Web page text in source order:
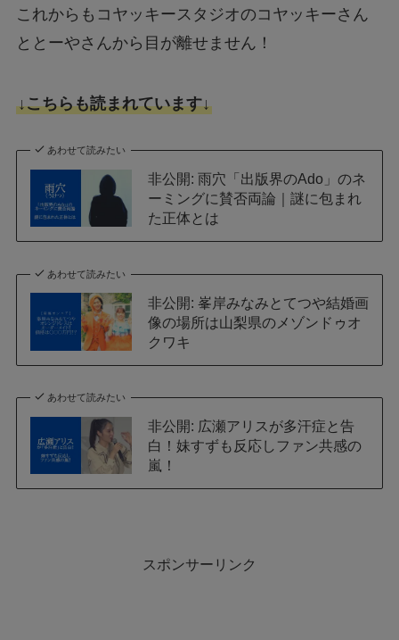
これからもコヤッキースタジオのコヤッキーさん
ととーやさんから目が離せません！
↓こちらも読まれています↓
あわせて読みたい
非公開: 雨穴「出版界のAdo」のネ
ーミングに賛否両論｜謎に包まれ
た正体とは
あわせて読みたい
非公開: 峯岸みなみとてつや結婚画
像の場所は山梨県のメゾンドゥオ
クワキ
あわせて読みたい
非公開: 広瀬アリスが多汗症と告
白！妹すずも反応しファン共感の
嵐！
スポンサーリンク